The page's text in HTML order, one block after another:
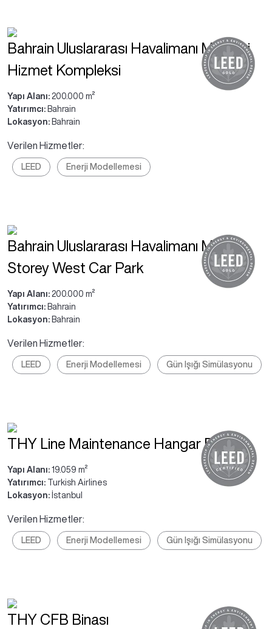
Bahrain Uluslararası Havalimanı Merkezi
Hizmet Kompleksi
Yapı Alanı: 200.000 m²
Yatırımcı: Bahrain
Lokasyon: Bahrain
Verilen Hizmetler:
LEED Enerji Modellemesi
Bahrain Uluslararası Havalimanı Multi-
Storey West Car Park
Yapı Alanı: 200.000 m²
Yatırımcı: Bahrain
Lokasyon: Bahrain
Verilen Hizmetler:
LEED Enerji Modellemesi Gün Işığı Simülasyonu
THY Line Maintenance Hangar Binası
Yapı Alanı: 19.059 m²
Yatırımcı: Turkish Airlines
Lokasyon: İstanbul
Verilen Hizmetler:
LEED Enerji Modellemesi Gün Işığı Simülasyonu
THY CFB Binası